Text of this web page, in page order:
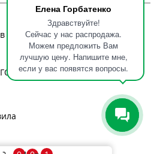
Елена Горбатенко
Здравствуйте!
Сейчас у нас распродажа.
Можем предложить Вам
лучшую цену. Напишите мне,
если у вас появятся вопросы.
системе
ГОСТ ИСО